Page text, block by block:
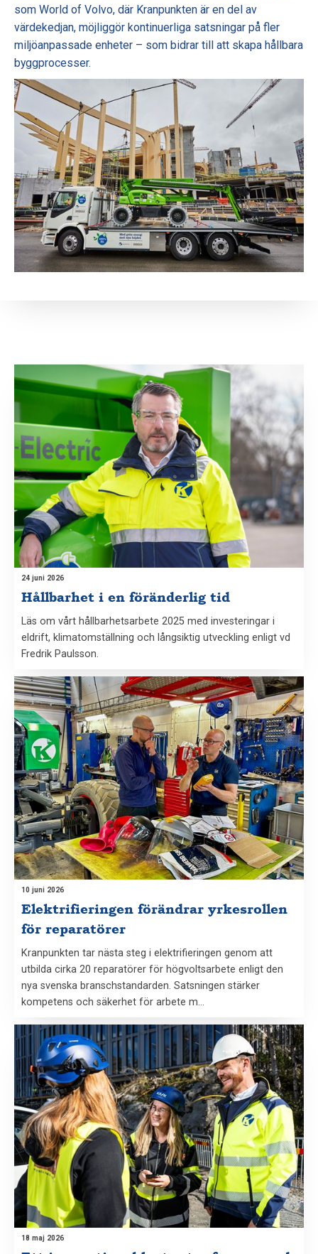
som World of Volvo, där Kranpunkten är en del av
värdekedjan, möjliggör kontinuerliga satsningar på fler
miljöanpassade enheter – som bidrar till att skapa hållbara
byggprocesser.
24 juni 2026
Hållbarhet i en föränderlig tid
Läs om vårt hållbarhetsarbete 2025 med investeringar i
eldrift, klimatomställning och långsiktig utveckling enligt vd
Fredrik Paulsson.
10 juni 2026
Elektrifieringen förändrar yrkesrollen
för reparatörer
Kranpunkten tar nästa steg i elektrifieringen genom att
utbilda cirka 20 reparatörer för högvoltsarbete enligt den
nya svenska branschstandarden. Satsningen stärker
kompetens och säkerhet för arbete m…
18 maj 2026